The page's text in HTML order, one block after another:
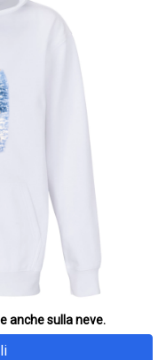
anche sulla neve.